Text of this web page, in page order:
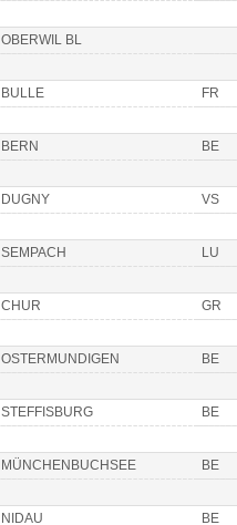
OBERWIL BL
BULLE FR
BERN BE
DUGNY VS
SEMPACH LU
CHUR GR
OSTERMUNDIGEN BE
STEFFISBURG BE
MÜNCHENBUCHSEE BE
NIDAU BE